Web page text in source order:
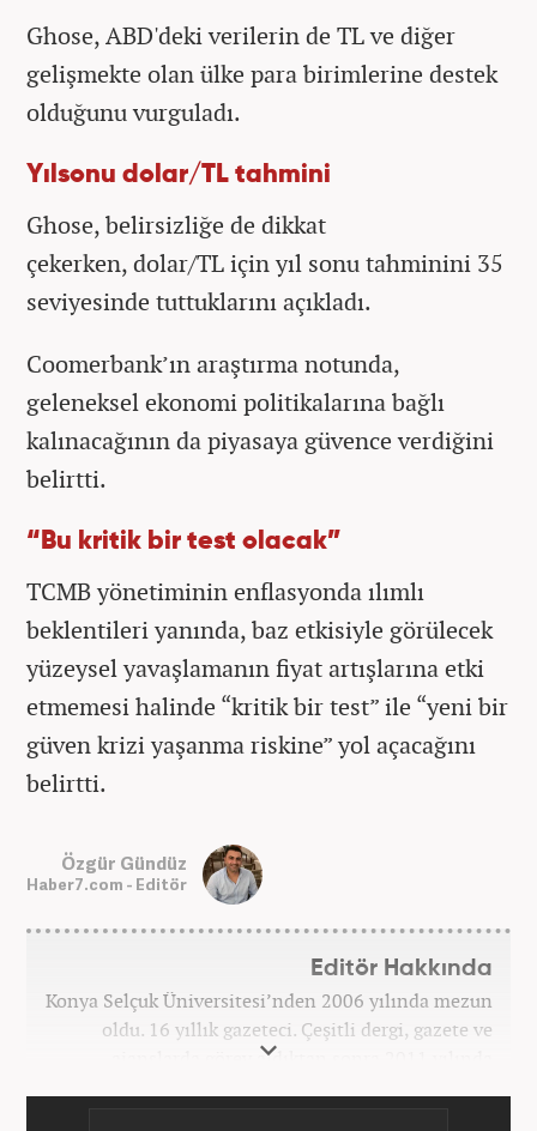
Ghose, ABD'deki verilerin de TL ve diğer
gelişmekte olan ülke para birimlerine destek
olduğunu vurguladı.
Yılsonu dolar/TL tahmini
Ghose, belirsizliğe de dikkat
çekerken, dolar/TL için yıl sonu tahminini 35
seviyesinde tuttuklarını açıkladı.
Coomerbank’ın araştırma notunda,
geleneksel ekonomi politikalarına bağlı
kalınacağının da piyasaya güvence verdiğini
belirtti.
“Bu kritik bir test olacak”
TCMB yönetiminin enflasyonda ılımlı
beklentileri yanında, baz etkisiyle görülecek
yüzeysel yavaşlamanın fiyat artışlarına etki
etmemesi halinde “kritik bir test” ile “yeni bir
güven krizi yaşanma riskine” yol açacağını
belirtti.
Özgür Gündüz
Haber7.com - Editör
Editör Hakkında
Konya Selçuk Üniversitesi’nden 2006 yılında mezun
oldu. 16 yıllık gazeteci. Çeşitli dergi, gazete ve
ajanslarda görev aldıktan sonra 2011 yılında